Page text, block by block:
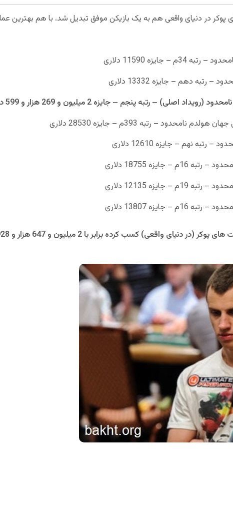
پوکر در دنیای واقعی هم به یک بازیکن موفق تبدیل شد. با هم بهترین
واقعی) کسب کرده برابر با 2 میلیون و 647 هزار و 928 دلار است.